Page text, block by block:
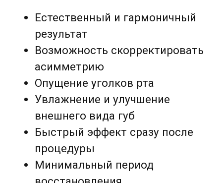
процедуры
Минимальный период
восстановления
Стоимость:
12 000 ₽–24 500 ₽
Записаться